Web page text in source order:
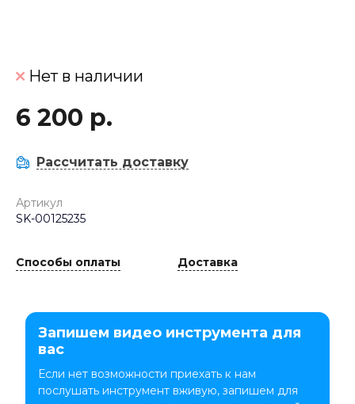
Нет в наличии
6 200 р.
Рассчитать доставку
Артикул
SK-00125235
Способы оплаты Доставка
Запишем видео инструмента для
вас
Если нет возможности приехать к нам
послушать инструмент вживую, запишем для